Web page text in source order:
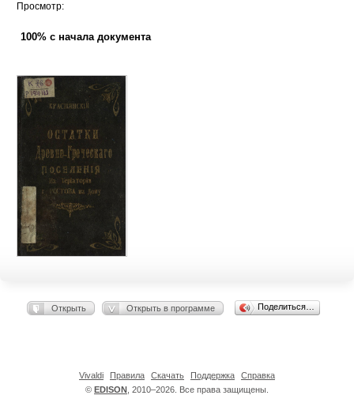
Просмотр:
100% с начала документа
Открыть Открыть в программе Поделиться…
© EDISON , 2010–2026. Все права защищены.
Vivaldi Правила Скачать Поддержка Справка